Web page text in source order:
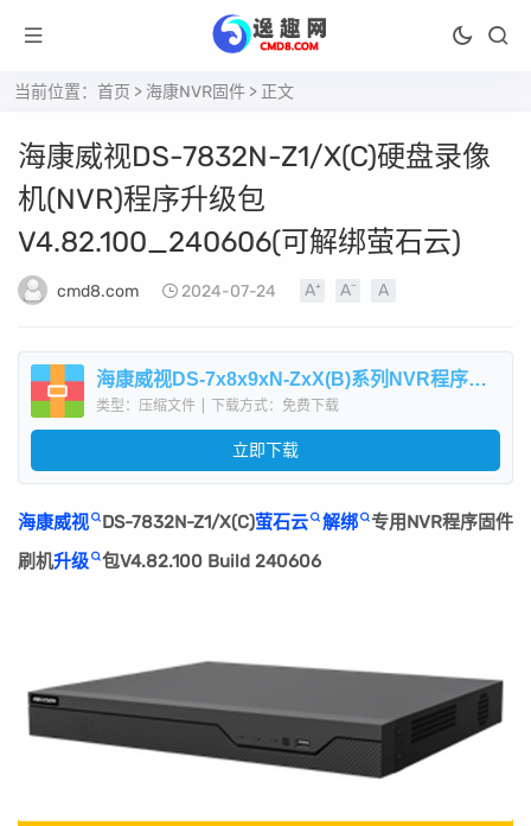
当前位置： 首页 > 海康NVR固件 > 正文
海康威视DS-7832N-Z1/X(C)硬盘录像
机(NVR)程序升级包
V4.82.100_240606(可解绑萤石云)
cmd8.com 2024-07-24
海康威视DS-7x8x9xN-ZxX(B)系列NVR程序升级包V4.82.100_240606(可解萤石云).zip
类型：压缩文件 下载方式：免费下载
立即下载
海康威视 DS-7832N-Z1/X(C)萤石云 解绑
专用NVR程序固件
刷机升级 包V4.82.100 Build 240606